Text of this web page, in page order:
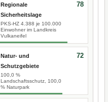
Regionale
Sicherheitslage
PKS-HZ 4.388 je 100.000
Einwohner im Landkreis
Vulkaneifel
78
Natur- und
Schutzgebiete
100,0 %
Landschaftsschutz, 100,0
% Naturpark
72